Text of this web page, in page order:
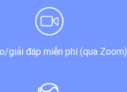
giải đáp miễn phí (qua Zoom)